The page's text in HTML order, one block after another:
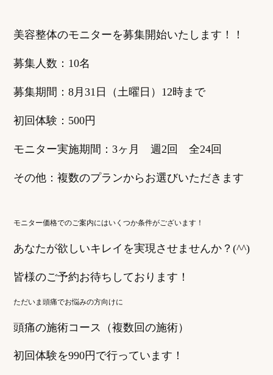
美容整体のモニターを募集開始いたします！！
募集人数：10名
募集期間：8月31日（土曜日）12時まで
初回体験：500円
モニター実施期間：3ヶ月 週2回 全24回
その他：複数のプランからお選びいただきます
モニター価格でのご案内にはいくつか条件がございます！
あなたが欲しいキレイを実現させませんか？(^^)
皆様のご予約お待ちしております！
ただいま頭痛でお悩みの方向けに
頭痛の施術コース（複数回の施術）
初回体験を990円で行っています！